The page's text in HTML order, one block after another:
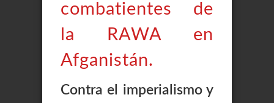
combatientes de
la RAWA en
Afganistán.
Contra el imperialismo y